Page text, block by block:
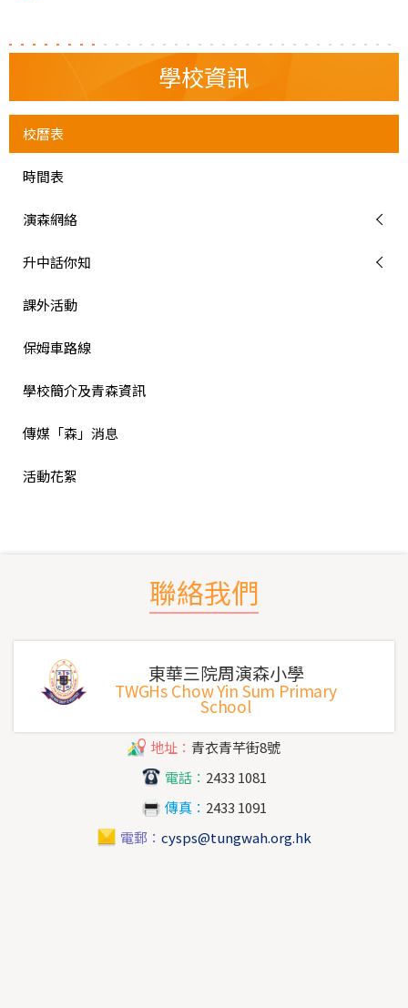
學校資訊
校曆表
時間表
演森網絡
升中話你知
課外活動
保姆車路線
學校簡介及青森資訊
傳媒「森」消息
活動花絮
聯絡我們
東華三院周演森小學
TWGHs Chow Yin Sum Primary
School
地址： 青衣青芊街8號
電話： 2433 1081
傳真： 2433 1091
電郵： cysps@tungwah.org.hk